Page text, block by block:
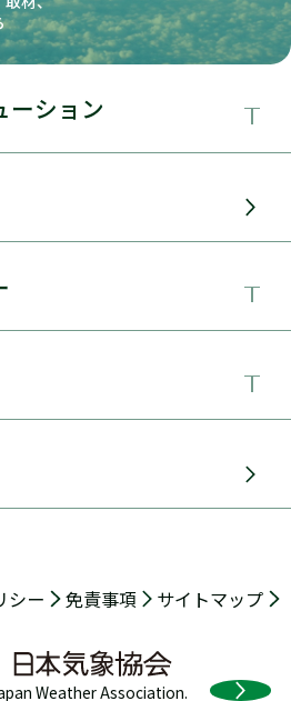
ーション
ン
変動対策
空・船舶）
ステムSYNFOS
いた日射量の短時間予測
シー 免責事項
サイトマップ
Weather Association.